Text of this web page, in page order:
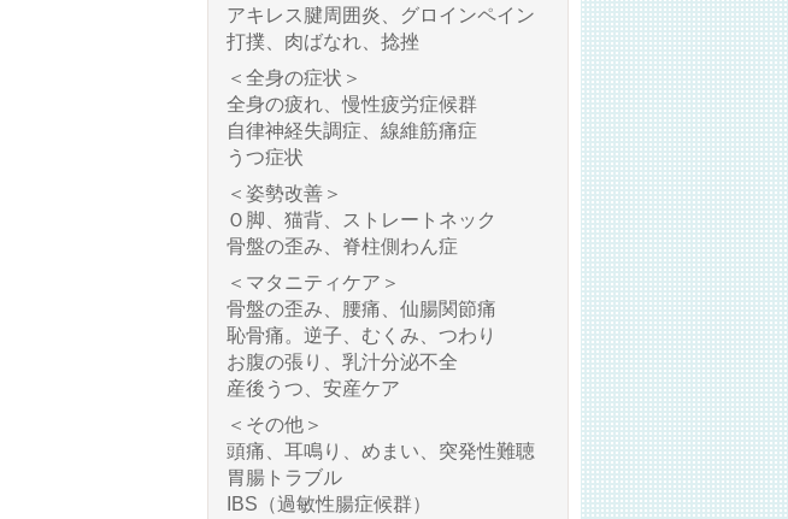
アキレス腱周囲炎、グロインペイン
打撲、肉ばなれ、捻挫
＜全身の症状＞
全身の疲れ、慢性疲労症候群
自律神経失調症、線維筋痛症
うつ症状
＜姿勢改善＞
Ｏ脚、猫背、ストレートネック
骨盤の歪み、脊柱側わん症
＜マタニティケア＞
骨盤の歪み、腰痛、仙腸関節痛
恥骨痛。逆子、むくみ、つわり
お腹の張り、乳汁分泌不全
産後うつ、安産ケア
＜その他＞
頭痛、耳鳴り、めまい、突発性難聴
胃腸トラブル
IBS（過敏性腸症候群）